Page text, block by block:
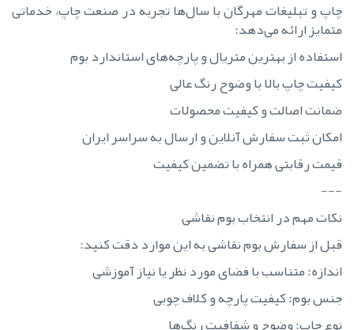
چاپ و تبلیغات مهرگان با سال‌ها تجربه در صنعت چاپ، خدماتی
متمایز ارائه می‌دهد:
استفاده از بهترین متریال و پارچه‌های استاندارد بوم
کیفیت چاپ بالا با وضوح رنگ عالی
ضمانت اصالت و کیفیت محصولات
امکان ثبت سفارش آنلاین و ارسال به سراسر ایران
قیمت رقابتی همراه با تضمین کیفیت
---
نکات مهم در انتخاب بوم نقاشی
قبل از سفارش بوم نقاشی به این موارد دقت کنید:
اندازه: متناسب با فضای مورد نظر یا نیاز آموزشی
جنس بوم: کیفیت پارچه و کلاف چوبی